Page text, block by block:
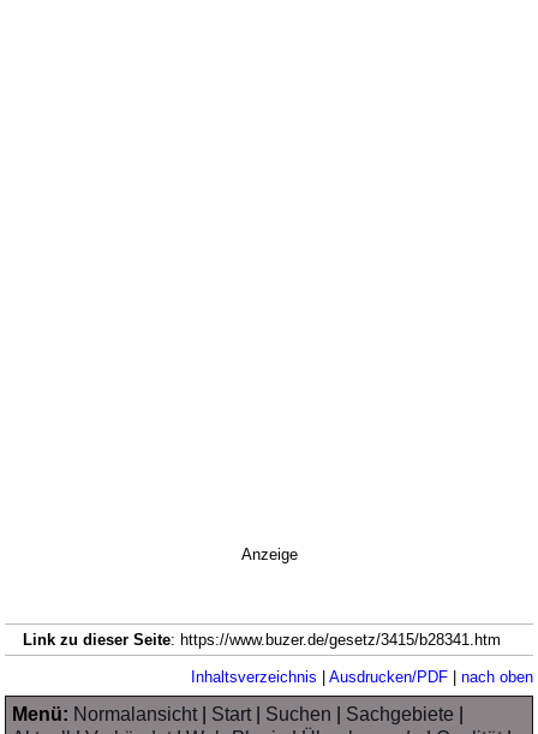
Anzeige
Link zu dieser Seite: https://www.buzer.de/gesetz/3415/b28341.htm
Inhaltsverzeichnis Ausdrucken/PDF| nach oben
Menü: Normalansicht| Start| Suchen Sachgebiete